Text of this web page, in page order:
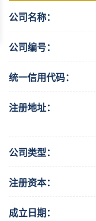
公司名称：
公司编号：
统一信用代码：
注册地址：
公司类型：
注册资本：
成立日期：